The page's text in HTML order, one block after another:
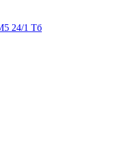
24/1 Тб